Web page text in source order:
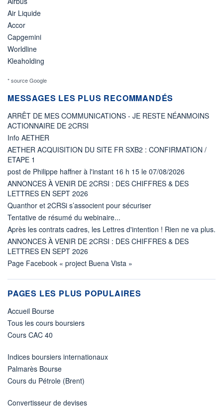
Air Liquide
Accor
Capgemini
Worldline
Kleaholding
* source Google
MESSAGES LES PLUS RECOMMANDÉS
ARRÊT DE MES COMMUNICATIONS - JE RESTE NÉANMOINS
ACTIONNAIRE DE 2CRSI
Info AETHER
AETHER ACQUISITION DU SITE FR SXB2 : CONFIRMATION /
ETAPE 1
post de Philippe haffner à l'instant 16 h 15 le 07/08/2026
ANNONCES À VENIR DE 2CRSI : DES CHIFFRES & DES
LETTRES EN SEPT 2026
Quanthor et 2CRSi s’associent pour sécuriser
Tentative de résumé du webinaire...
Après les contrats cadres, les Lettres d'intention ! Rien ne va plus.
ANNONCES À VENIR DE 2CRSI : DES CHIFFRES & DES
LETTRES EN SEPT 2026
Page Facebook « project Buena Vista »
PAGES LES PLUS POPULAIRES
Accueil Bourse
Tous les cours boursiers
Cours CAC 40
Indices boursiers internationaux
Palmarès Bourse
Cours du Pétrole (Brent)
Convertisseur de devises